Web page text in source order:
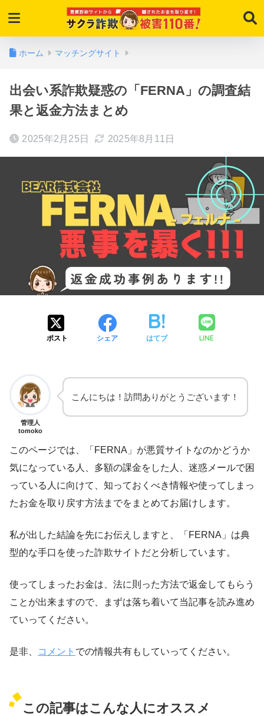
ホーム マッチングサイト
出会い系詐欺疑惑の「FERNA」の調査結
果と返金方法まとめ
2025年2月25日 2025年8月11日
ポスト シェア はてブ LINE
管理人
tomoko
こんにちは！訪問ありがとうございます！
このページでは、「FERNA」が悪質サイトなのかどうか
気になっている人、多額の課金をした人、迷惑メールで困
っている人に向けて、知っておくべき情報や使ってしまっ
たお金を取り戻す方法までをまとめてお届けします。
私が出した結論を先にお伝えしますと、「FERNA」は典
型的な手口を使った詐欺サイトだと分析しています。
使ってしまったお金は、法に則った方法で返金してもらう
ことが出来ますので、まずは落ち着いて当記事を読み進め
ていってください。
是非、 コメント での情報共有もしていってください。
この記事はこんな人にオススメ